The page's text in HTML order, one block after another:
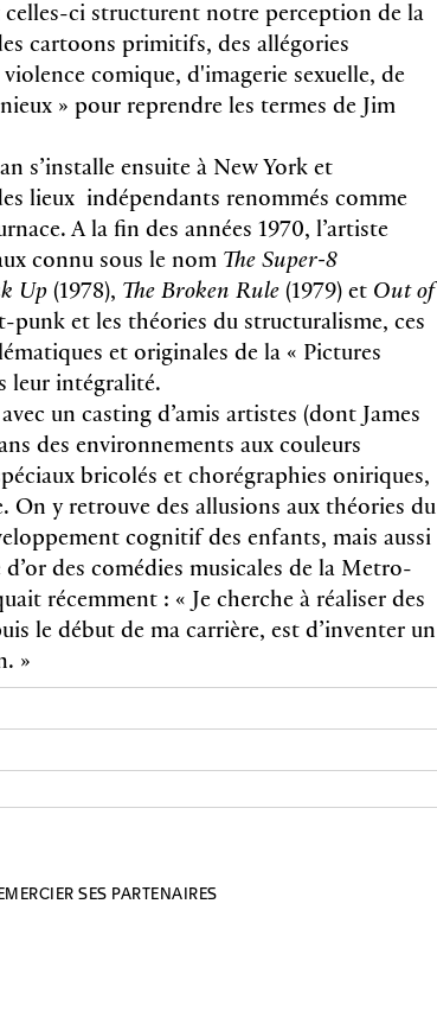
ci structurent notre perception de la
cartoons primitifs, des allégories
comique, d'imagerie sexuelle, de
» pour reprendre les termes de Jim
s’installe ensuite à New York et
lieux indépendants renommés comme
A la fin des années 1970, l’artiste
connu sous le nom The Super-8
Up(1978), The Broken Rule(1979) et Out of
punk et les théories du structuralisme, ces
et originales de la « Pictures
leur intégralité.
un casting d’amis artistes (dont James
des environnements aux couleurs
bricolés et chorégraphies oniriques,
y retrouve des allusions aux théories du
cognitif des enfants, mais aussi
des comédies musicales de la Metro-
récemment : « Je cherche à réaliser des
le début de ma carrière, est d’inventer un
»
SES PARTENAIRES